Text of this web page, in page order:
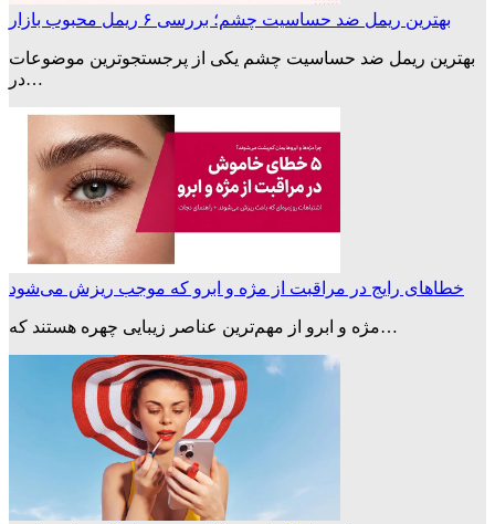
بهترین ریمل ضد حساسیت چشم؛ بررسی ۶ ریمل محبوب بازار
بهترین ریمل ضد حساسیت چشم یکی از پرجستجوترین موضوعات
در…
خطاهای رایج در مراقبت از مژه و ابرو که موجب ریزش می‌شود
مژه و ابرو از مهم‌ترین عناصر زیبایی چهره هستند که…